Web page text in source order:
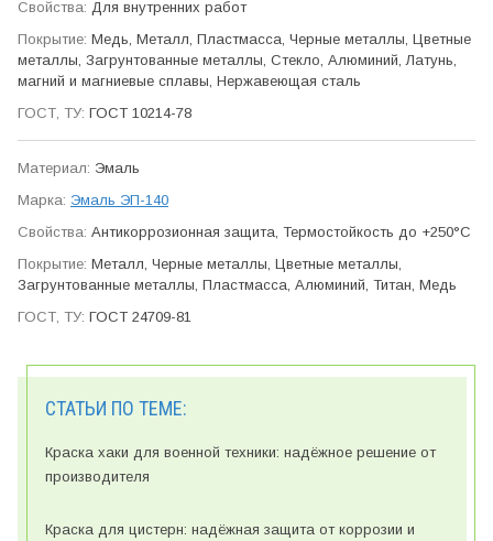
Для внутренних работ
Медь, Металл, Пластмасса, Черные металлы, Цветные
металлы, Загрунтованные металлы, Стекло, Алюминий, Латунь,
магний и магниевые сплавы, Нержавеющая сталь
ГОСТ 10214-78
Эмаль
Эмаль ЭП-140
Антикор­розионная защита, Термо­стойкость до +250°C
Металл, Черные металлы, Цветные металлы,
Загрунтованные металлы, Пластмасса, Алюминий, Титан, Медь
ГОСТ 24709-81
СТАТЬИ ПО ТЕМЕ:
Краска хаки для военной техники: надёжное решение от
производителя
Краска для цистерн: надёжная защита от коррозии и